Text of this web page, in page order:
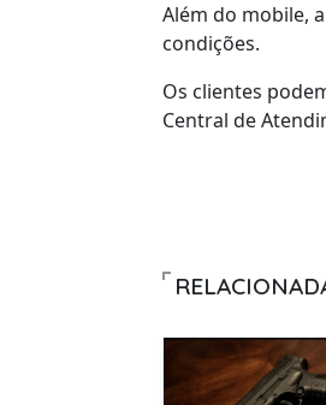
Além do mobile,
condições.
Os clientes
Central de